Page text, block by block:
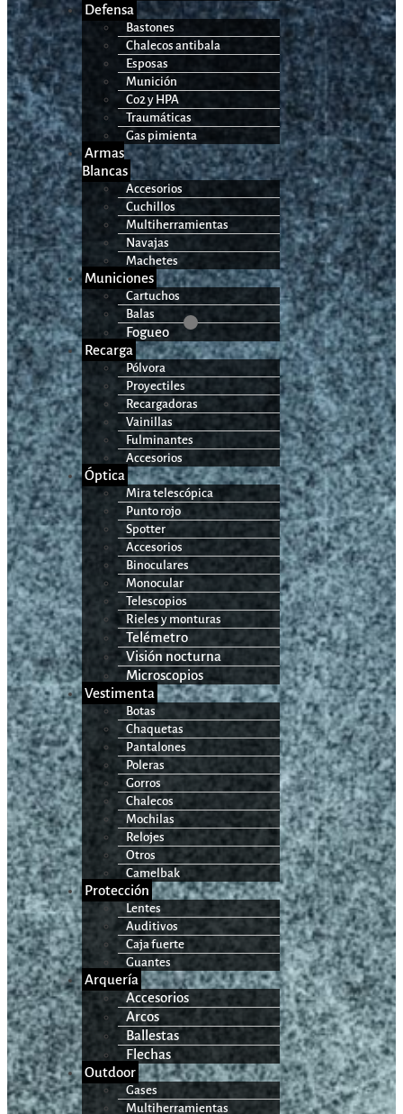
Defensa
Bastones
Chalecos antibala
Esposas
Munición
Co2 y HPA
Traumáticas
Gas pimienta
Armas
Blancas
Accesorios
Cuchillos
Multiherramientas
Navajas
Machetes
Municiones
Cartuchos
Balas
Fogueo
Recarga
Pólvora
Proyectiles
Recargadoras
Vainillas
Fulminantes
Accesorios
Óptica
Mira telescópica
Punto rojo
Spotter
Accesorios
Binoculares
Monocular
Telescopios
Rieles y monturas
Telémetro
Visión nocturna
Microscopios
Vestimenta
Botas
Chaquetas
Pantalones
Poleras
Gorros
Chalecos
Mochilas
Relojes
Otros
Camelbak
Protección
Lentes
Auditivos
Caja fuerte
Guantes
Arquería
Accesorios
Arcos
Ballestas
Flechas
Outdoor
Gases
Multiherramientas